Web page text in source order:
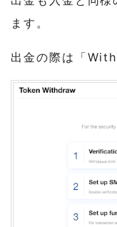
ます。
出金の際は「